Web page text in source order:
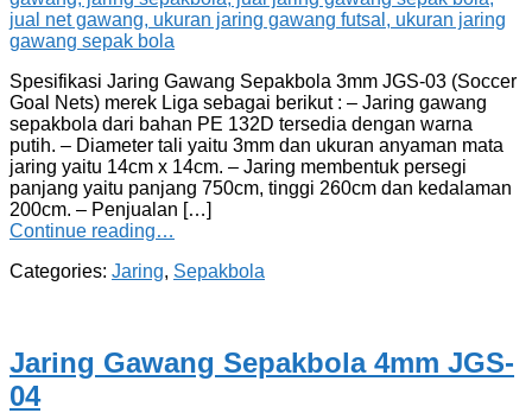
Spesifikasi Jaring Gawang Sepakbola 3mm JGS-03 (Soccer
Goal Nets) merek Liga sebagai berikut : – Jaring gawang
sepakbola dari bahan PE 132D tersedia dengan warna
putih. – Diameter tali yaitu 3mm dan ukuran anyaman mata
jaring yaitu 14cm x 14cm. – Jaring membentuk persegi
panjang yaitu panjang 750cm, tinggi 260cm dan kedalaman
200cm. – Penjualan […]
Continue reading…
Categories: Jaring, Sepakbola
Jaring Gawang Sepakbola 4mm JGS-
04